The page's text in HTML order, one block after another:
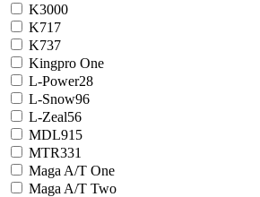
K3000
K717
K737
Kingpro One
L-Power28
L-Snow96
L-Zeal56
MDL915
MTR331
Maga A/T One
Maga A/T Two